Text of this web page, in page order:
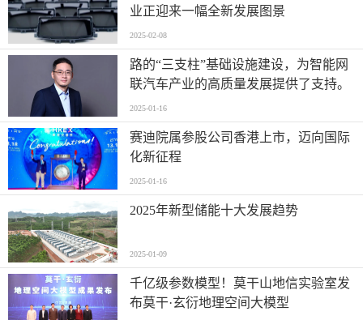
业正迎来一幅全新发展图景
2025-02-08
路的“三支柱”基础设施建设，为智能网
联汽车产业的高质量发展提供了支持。
2025-01-16
赛迪院属参股公司香港上市，迈向国际
化新征程
2025-01-16
2025年新型储能十大发展趋势
2025-01-09
千亿级参数模型！莫干山地信实验室发
布莫干·玄衍地理空间大模型